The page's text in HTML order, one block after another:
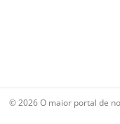
© 2026 O maior portal de